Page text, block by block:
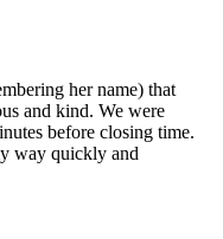
her name) that
and kind. We were
before closing time.
way quickly and